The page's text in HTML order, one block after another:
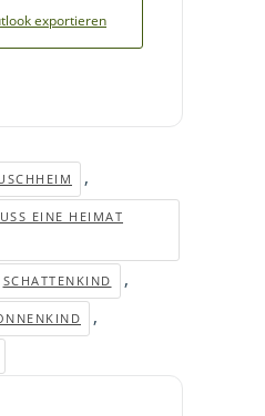
exportieren
,
EINE HEIMAT
SCHATTENKIND ,
,